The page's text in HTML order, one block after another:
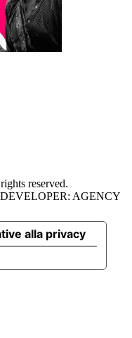
reserved.
AGENCY
alla privacy